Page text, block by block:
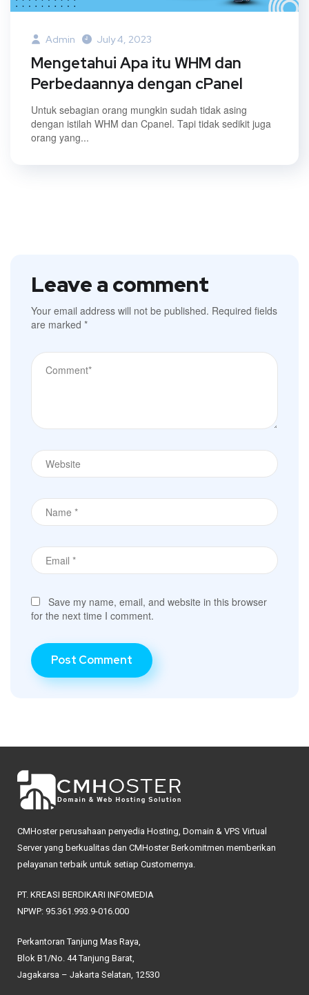
Admin July 4, 2023
Mengetahui Apa itu WHM dan
Perbedaannya dengan cPanel
Untuk sebagian orang mungkin sudah tidak asing
dengan istilah WHM dan Cpanel. Tapi tidak sedikit juga
orang yang...
Leave a comment
Your email address will not be published. Required fields
are marked *
Save my name, email, and website in this browser
for the next time I comment.
CMHoster perusahaan penyedia Hosting, Domain & VPS Virtual
Server yang berkualitas dan CMHoster Berkomitmen memberikan
pelayanan terbaik untuk setiap Customernya.
PT. KREASI BERDIKARI INFOMEDIA
NPWP: 95.361.993.9-016.000
Perkantoran Tanjung Mas Raya,
Blok B1/No. 44 Tanjung Barat,
Jagakarsa – Jakarta Selatan, 12530